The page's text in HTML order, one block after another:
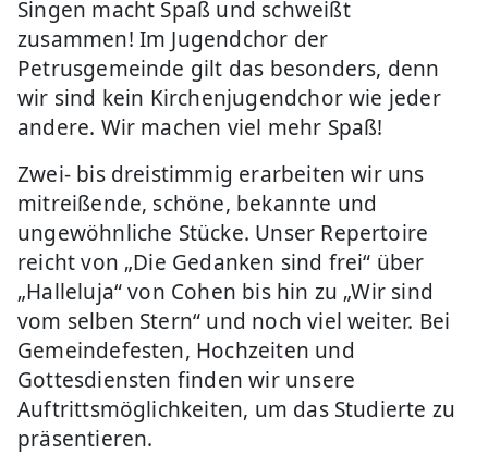
Singen macht Spaß und schweißt
zusammen! Im Jugendchor der
Petrusgemeinde gilt das besonders, denn
wir sind kein Kirchenjugendchor wie jeder
andere. Wir machen viel mehr Spaß!
Zwei- bis dreistimmig erarbeiten wir uns
mitreißende, schöne, bekannte und
ungewöhnliche Stücke. Unser Repertoire
reicht von „Die Gedanken sind frei“ über
„Halleluja“ von Cohen bis hin zu „Wir sind
vom selben Stern“ und noch viel weiter. Bei
Gemeindefesten, Hochzeiten und
Gottesdiensten finden wir unsere
Auftrittsmöglichkeiten, um das Studierte zu
präsentieren.